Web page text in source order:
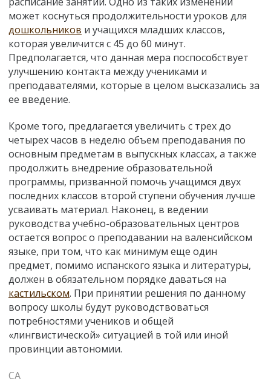
может коснуться продолжительности уроков для
дошкольников и учащихся младших классов,
которая увеличится с 45 до 60 минут.
Предполагается, что данная мера поспособствует
улучшению контакта между учениками и
преподавателями, которые в целом высказались за
ее введение.
Кроме того, предлагается увеличить с трех до
четырех часов в неделю объем преподавания по
основным предметам в выпускных классах, а также
продолжить внедрение образовательной
программы, призванной помочь учащимся двух
последних классов второй ступени обучения лучше
усваивать материал. Наконец, в ведении
руководства учебно-образовательных центров
остается вопрос о преподавании на валенсийском
языке, при том, что как минимум еще один
предмет, помимо испанского языка и литературы,
должен в обязательном порядке даваться на
кастильском. При принятии решения по данному
вопросу школы будут руководствоваться
потребностями учеников и общей
«лингвистической» ситуацией в той или иной
провинции автономии.
СА